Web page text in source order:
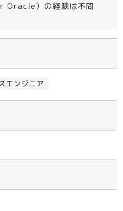
Oracle）の経験は不問
エンジニア